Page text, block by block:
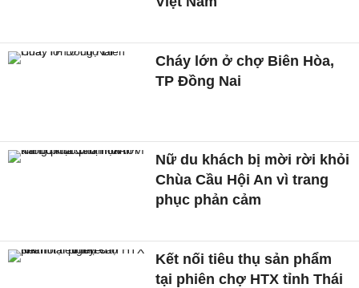
Cháy lớn ở chợ Biên Hòa,
TP Đồng Nai
Nữ du khách bị mời rời khỏi
Chùa Cầu Hội An vì trang
phục phản cảm
Kết nối tiêu thụ sản phẩm
tại phiên chợ HTX tỉnh Thái